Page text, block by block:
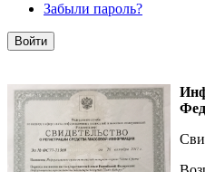
Забыли пароль?